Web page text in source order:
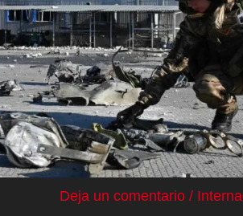
Deja un comentario /